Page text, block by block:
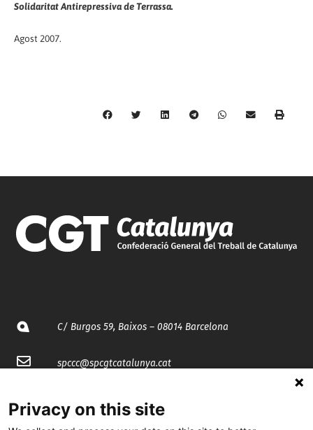
Solidaritat Antirepressiva de Terrassa.
Agost 2007.
C/ Burgos 59, Baixos – 08014 Barcelona
spccc@spcgtcatalunya.cat
Privacy on this site